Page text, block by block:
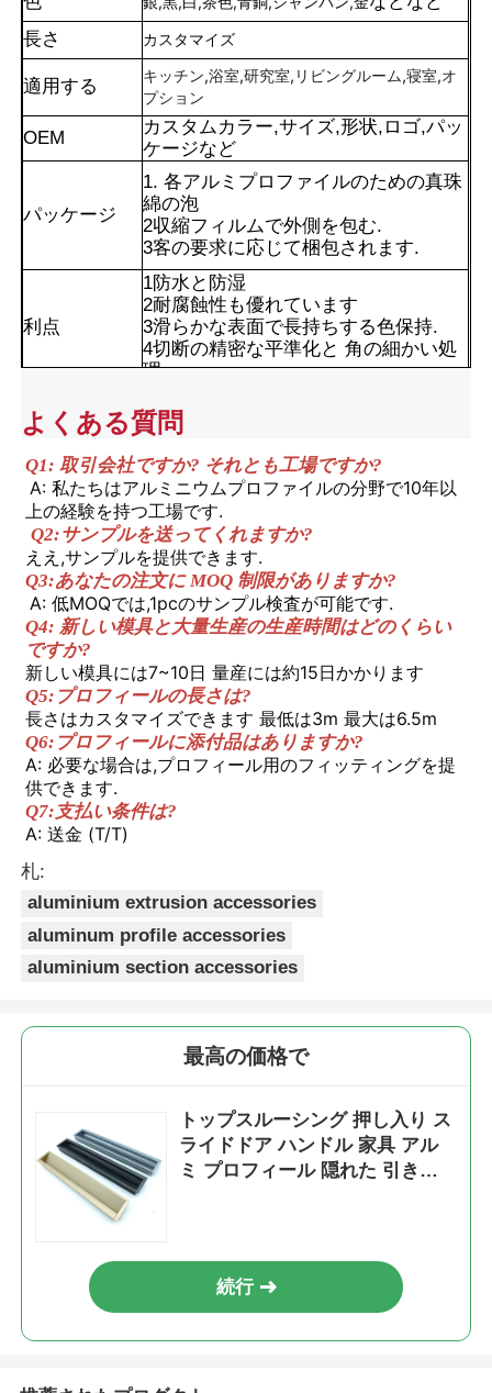
製品
私たちについて
工場 ツアー
品質管理
お問い合わせ
ニュース
見積もりを依頼する
押出アルミニウムプロファイル
アルミ製のキッチンプロファイル
アルミニウム窓のプロフィール
アルミニウム製ドアプロファイル
工業用アルミニウム挤出
長さ
カスタマイズ
適用する
キッチン,浴室,研究室,リビングルーム,寝室,オ
プション
OEM
カスタムカラー,サイズ,形状,ロゴ,パッ
ケージなど
パッケージ
1. 各アルミプロファイルのための真珠
綿の泡
2収縮フィルムで外側を包む.
3客の要求に応じて梱包されます.
利点
1防水と防湿
2耐腐蝕性も優れています
3滑らかな表面で長持ちする色保持.
4切断の精密な平準化と 角の細かい処
理
よくある質問
Q1: 取引会社ですか? それとも工場ですか?
A: 私たちはアルミニウムプロファイルの分野で10年以
上の経験を持つ工場です.
Q2:サンプルを送ってくれますか?
ええ,サンプルを提供できます.
Q3:あなたの注文に MOQ 制限がありますか?
A: 低MOQでは,1pcのサンプル検査が可能です.
Q4: 新しい模具と大量生産の生産時間はどのくらい
ですか?
新しい模具には7~10日 量産には約15日かかります
Q5:プロフィールの長さは?
長さはカスタマイズできます 最低は3m 最大は6.5m
Q6:プロフィールに添付品はありますか?
A: 必要な場合は,プロフィール用のフィッティングを提
供できます.
Q7:支払い条件は?
A: 送金 (T/T)
札:
aluminium extrusion accessories
aluminum profile accessories
aluminium section accessories
最高の価格で
トップスルーシング 押し入り ス
ライドドア ハンドル 家具 アル
ミ プロフィール 隠れた 引き出
続行